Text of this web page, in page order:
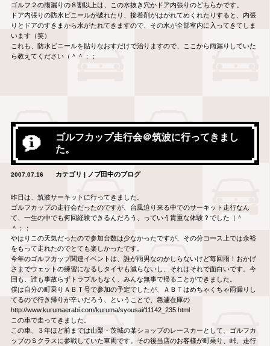
ゴルフ２の雨漏りの８割以上は、この水抜き穴かドア内張りのどちらかです。
ドア内張りの防水ビニールが破れたり、接着剤がはがれてめくれたりすると、内張
りとドアのすきまから水がたれてきますので、その水が全部室内に入ってきてしま
います（笑）
これも、防水ビニールを貼りなおすだけで治りますので、ここから雨漏りしていた
ら教えてください（＾＾；；
ゴルフカップ走行会＠筑波に行ってきまし
た。
2007.07.16 カテゴリ | ノブ田中のブログ
昨日は、筑波サーキットに行ってきました。
ゴルフカップの走行会だったのですが、台風迫り来る中でのサーキット走行なん
て、一生の中でも何回経験できるんだろう、っていう貴重な体験？でした（＾
＾；；
やはりこの天気だったので参加台数は少なかったですが、その分コース上では余裕
をもって走れたのでとても楽しかったです。
今年のゴルフカップ関連イベントは、誰が雨男なのかしらないけど毎回雨！おかげ
さまでウェットの練習になるしタイヤも減らないし、それはそれで面白いです。今
回も、誰も事故らずトラブルもなく、みんな無事で帰ることができました。
僕は自分の町乗りＡＢＴ号で参加の予定でしたが、ＡＢＴはめちゃくちゃ雨漏りし
てるので行き帰りが辛いだろう、ということで、急遽在庫の
http://www.kurumaerabi.com/kuruma/syousai/11142_235.html
この車で走ってきました。
この車、３年ほど前までは山梨・茨城の某ショップのレースカーとして、ゴルフカ
ップのＳクラスに参戦していた車両です。その後当店のお客様が町乗り、峠、走行